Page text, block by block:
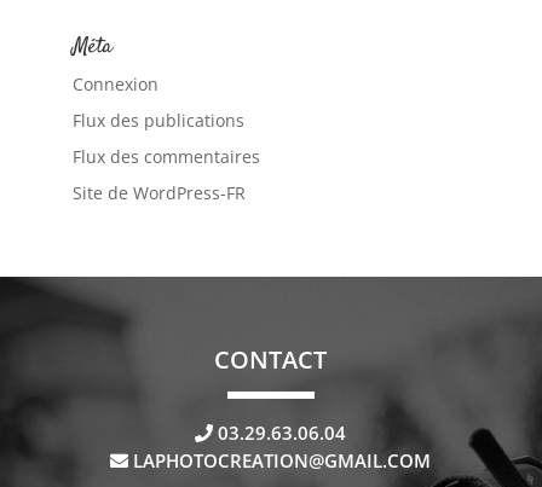
Méta
Connexion
Flux des publications
Flux des commentaires
Site de WordPress-FR
CONTACT
03.29.63.06.04
LAPHOTOCREATION@GMAIL.COM